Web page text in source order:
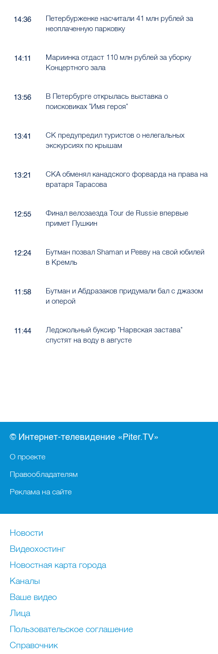
14:36
Петербурженке насчитали 41 млн рублей за
неоплаченную парковку
14:11
Мариинка отдаст 110 млн рублей за уборку
Концертного зала
13:56
В Петербурге открылась выставка о
поисковиках "Имя героя"
13:41
СК предупредил туристов о нелегальных
экскурсиях по крышам
13:21
СКА обменял канадского форварда на права на
вратаря Тарасова
12:55
Финал велозаезда Tour de Russie впервые
примет Пушкин
12:24
Бутман позвал Shaman и Ревву на свой юбилей
в Кремль
11:58
Бутман и Абдразаков придумали бал с джазом
и оперой
11:44
Ледокольный буксир "Нарвская застава"
спустят на воду в августе
© Интернет-телевидение «Piter.TV»
О проекте
Правообладателям
Реклама на сайте
Новости
Видеохостинг
Новостная карта города
Каналы
Ваше видео
Лица
Пользовательское соглашение
Справочник